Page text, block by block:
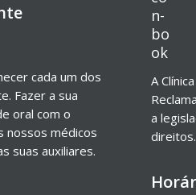
cada um dos
Fazer a sua
oral com o
nossos médicos
suas auxiliares.
A
a
direitos.